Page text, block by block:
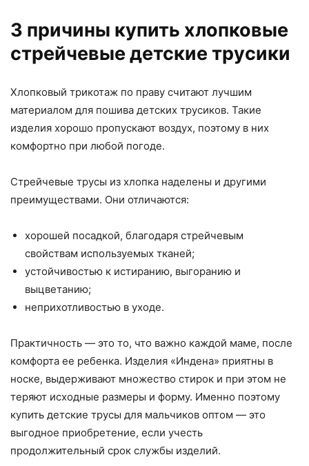
3 причины купить хлопковые
стрейчевые детские трусики
Хлопковый трикотаж по праву считают лучшим
материалом для пошива детских трусиков. Такие
изделия хорошо пропускают воздух, поэтому в них
комфортно при любой погоде.
Стрейчевые трусы из хлопка наделены и другими
преимуществами. Они отличаются:
хорошей посадкой, благодаря стрейчевым
свойствам используемых тканей;
устойчивостью к истиранию, выгоранию и
выцветанию;
неприхотливостью в уходе.
Практичность — это то, что важно каждой маме, после
комфорта ее ребенка. Изделия «Индена» приятны в
носке, выдерживают множество стирок и при этом не
теряют исходные размеры и форму. Именно поэтому
купить детские трусы для мальчиков оптом — это
выгодное приобретение, если учесть
продолжительный срок службы изделий.